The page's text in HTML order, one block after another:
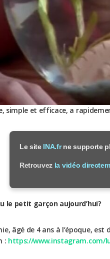
simple et efficace, a
Le site INA.frne supporte
Retrouvez la vidéo
le petit garçon aujourd’hui?
âgé de 4 ans à l’époque,
: https://www.instagram.com/